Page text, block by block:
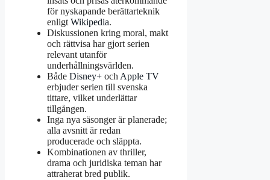
för nyskapande berättarteknik
enligtWikipedia.
Diskussionen kring moral, makt
och rättvisa har gjort serien
relevant utanför
underhållningsvärlden.
Både Disney+ ochApple TV
erbjuder serien till svenska
tittare, vilket underlättar
tillgången.
Inga nya säsonger är planerade;
alla avsnitt är redan
producerade och släppta.
Kombinationen av thriller,
drama och juridiska teman har
attraherat bred publik.